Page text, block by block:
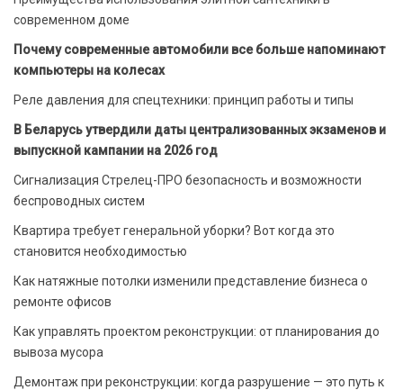
современном доме
Почему современные автомобили все больше напоминают
компьютеры на колесах
Реле давления для спецтехники: принцип работы и типы
В Беларусь утвердили даты централизованных экзаменов и
выпускной кампании на 2026 год
Сигнализация Стрелец-ПРО безопасность и возможности
беспроводных систем
Квартира требует генеральной уборки? Вот когда это
становится необходимостью
Как натяжные потолки изменили представление бизнеса о
ремонте офисов
Как управлять проектом реконструкции: от планирования до
вывоза мусора
Демонтаж при реконструкции: когда разрушение — это путь к